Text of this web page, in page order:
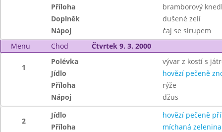
Příloha
bramborový
Doplněk
dušené zelí
Nápoj
čaj se sirupem
Menu
Chod Čtvrtek 9. 3. 2000
1
Polévka
vývar z kostí s
Jídlo
hovězí pečeně
Příloha
rýže
Nápoj
džus
2
Jídlo
hovězí pečeně
Příloha
míchaná zelenina